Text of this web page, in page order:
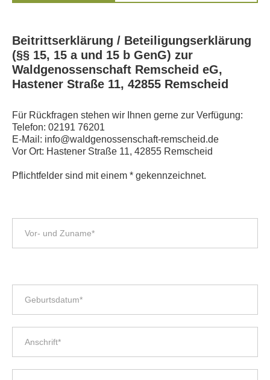
Beitrittserklärung / Beteiligungserklärung
(§§ 15, 15 a und 15 b GenG) zur
Waldgenossenschaft Remscheid eG,
Hastener Straße 11, 42855 Remscheid
Für Rückfragen stehen wir Ihnen gerne zur Verfügung:
Telefon: 02191 76201
E-Mail: info@waldgenossenschaft-remscheid.de
Vor Ort: Hastener Straße 11, 42855 Remscheid
Pflichtfelder sind mit einem * gekennzeichnet.